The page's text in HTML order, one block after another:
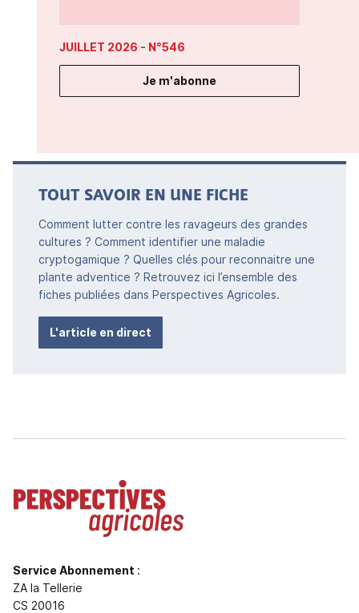
JUILLET 2026 - N°546
Je m'abonne
TOUT SAVOIR EN UNE FICHE
Comment lutter contre les ravageurs des grandes
cultures ? Comment identifier une maladie
cryptogamique ? Quelles clés pour reconnaitre une
plante adventice ? Retrouvez ici l’ensemble des
fiches publiées dans Perspectives Agricoles.
L'article en direct
Service Abonnement :
ZA la Tellerie
CS 20016